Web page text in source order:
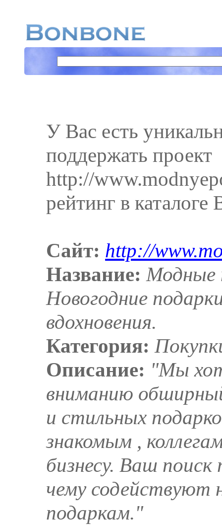
У Вас есть
поддержать проект
http://
рейтинг в каталоге
Сайт: http://
Название: Модные
Новогодние
вдохновения.
Категория:
Описание: "Мы
вниманию
и стильных
знакомым ,
бизнесу. Ваш
чему содействуют
подаркам."